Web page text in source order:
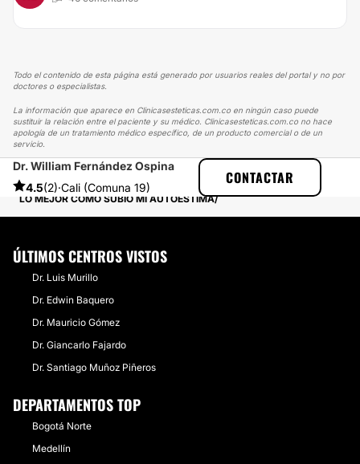
Todo el contenido de esta página está generado por usuarios reales del portal y no por
doctores o especialistas.
La información que aparece en Clinicasesteticas.com.co en ningún caso puede
sustituir la relación entre el paciente y su médico. Clinicasesteticas.com.co no hace
apología de un tratamiento médico específico, de un producto comercial o de un
servicio.
Dr. William Fernández Ospina
4.5(2)·Cali (Comuna 19)
CONTACTAR
CLINICASESTETICAS
EXPERIENCIAS
EXPERIENCIAS SOBRE LIPOESCULTURA
LO MEJOR COMO SUBIÓ MI AUTOESTIMA
ÚLTIMOS CENTROS VISTOS
Dr. Luis Murillo
Dr. Edwin Baquero
Dr. Mauricio Gómez
Dr. Giancarlo Fajardo
Dr. Santiago Muñoz Piñeros
DEPARTAMENTOS TOP
Bogotá Norte
Medellín